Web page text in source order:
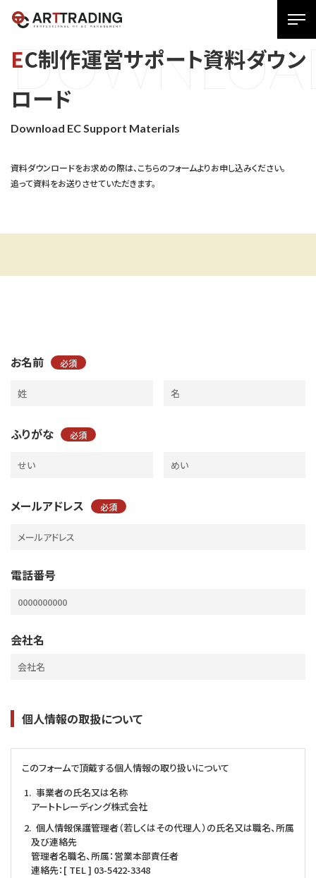
SPメ
ー
EC制作運営サポート資料ダウン
ロード
Download EC Support Materials
DOWNLOA
資料ダウンロードをお求めの際は、こちらのフォームよりお申し込みください。
追って資料をお送りさせていただきます。
お名前 必須
ふりがな 必須
メールアドレス 必須
電話番号
会社名
個人情報の取扱について
このフォームで頂戴する個人情報の取り扱いについて
事業者の氏名又は名称
アートトレーディング株式会社
個人情報保護管理者（若しくはその代理人）の氏名又は職名、所属
及び連絡先
管理者名職名、所属：営業本部責任者
連絡先：[ TEL ] 03-5422-3348